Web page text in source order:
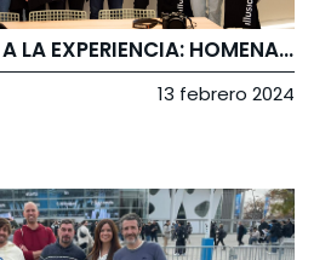
DE LAS CÁMARAS A LA EXPERIENCIA: HOMENAJE A CHARLY SIMON PHOTO EN ILLUSION
13 febrero 2024